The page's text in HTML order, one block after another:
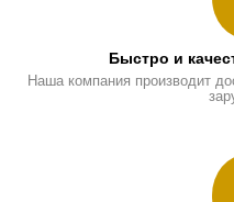
Быстро и
Наша компания производит